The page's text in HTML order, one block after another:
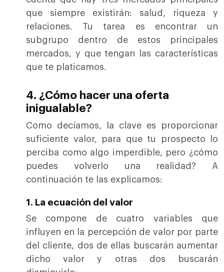
que siempre existirán: salud, riqueza y
relaciones. Tu tarea es encontrar un
subgrupo dentro de estos principales
mercados, y que tengan las características
que te platicamos.
4. ¿Cómo hacer una oferta
inigualable?
Como decíamos, la clave es proporcionar
suficiente valor, para que tu prospecto lo
perciba como algo imperdible, pero ¿cómo
puedes volverlo una realidad? A
continuación te las explicamos:
1. La ecuación del valor
Se compone de cuatro variables que
influyen en la percepción de valor por parte
del cliente, dos de ellas buscarán aumentar
dicho valor y otras dos buscarán